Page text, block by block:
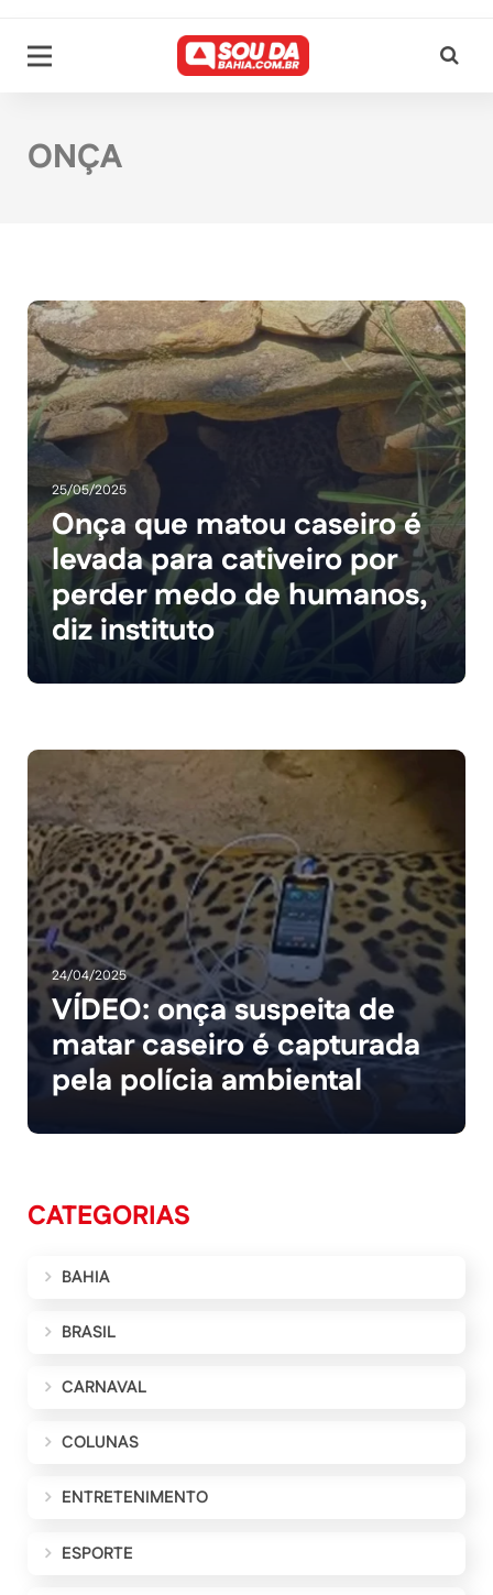
ONÇA
25/05/2025
Onça que matou caseiro é
levada para cativeiro por
perder medo de humanos,
diz instituto
24/04/2025
VÍDEO: onça suspeita de
matar caseiro é capturada
pela polícia ambiental
CATEGORIAS
BAHIA
BRASIL
CARNAVAL
COLUNAS
ENTRETENIMENTO
ESPORTE